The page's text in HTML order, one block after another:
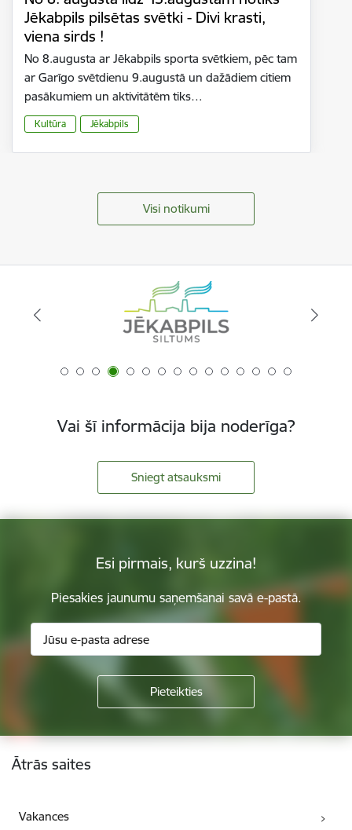
Jēkabpils pilsētas svētki - Divi krasti,
viena sirds !
No 8.augusta ar Jēkabpils sporta svētkiem, pēc tam
ar Garīgo svētdienu 9.augustā un dažādiem citiem
pasākumiem un aktivitātēm tiks…
Kultūra Jēkabpils
Visi notikumi
Vai šī informācija bija noderīga?
Sniegt atsauksmi
Esi pirmais, kurš uzzina!
Piesakies jaunumu saņemšanai savā e-pastā.
Kājene
Ātrās saites
Vakances